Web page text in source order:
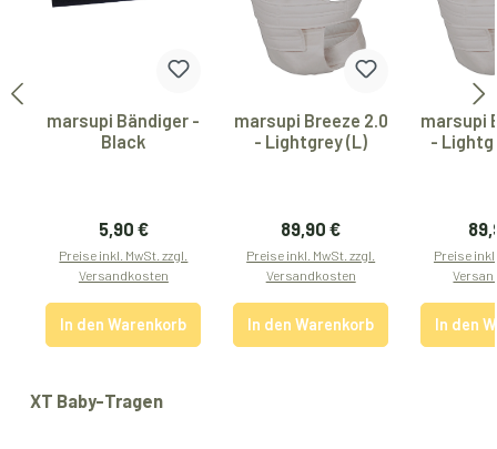
marsupi Bändiger -
Black
Regulärer Preis:
5,90 €
Preise inkl. MwSt. zzgl.
Versandkosten
In den Warenkorb
marsupi Breeze 2.0
- Lightgrey (L)
Regulärer Preis:
89,90 €
Preise inkl. MwSt. zzgl.
Versandkosten
In den Warenkorb
marsupi
-
Preise
In den
Produktgalerie überspringen
XT Baby-Tragen